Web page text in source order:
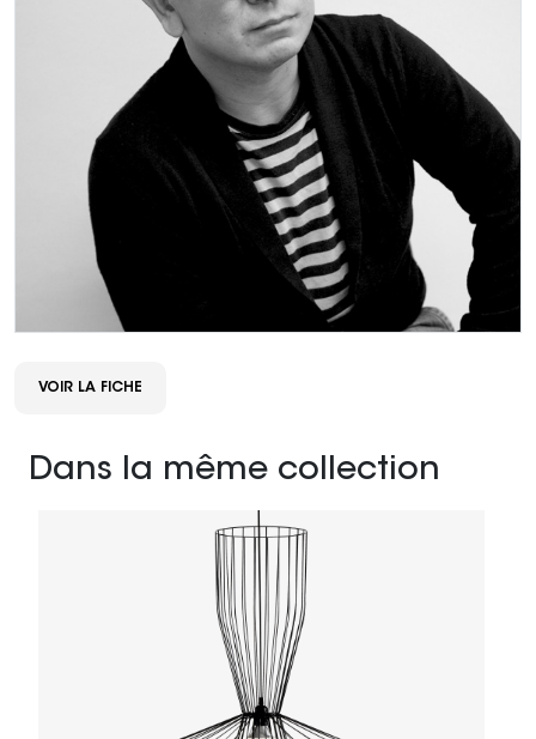
VOIR LA FICHE
Dans la même collection